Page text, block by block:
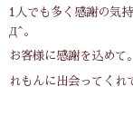
1人でも多く感謝の気
Д^。
お客様に感謝を込めて。
れもんに出会ってくれ